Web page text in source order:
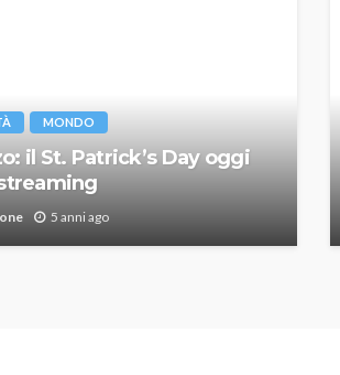
MONDO
il St. Patrick’s Day oggi
5 anni ago